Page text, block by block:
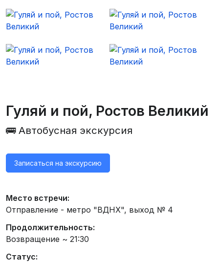
Гуляй и пой, Ростов Великий
🚌 Автобусная экскурсия
Записаться на экскурсию
Место встречи:
Отправление - метро "ВДНХ", выход № 4
Продолжительность:
Возвращение ~ 21:30
Статус: